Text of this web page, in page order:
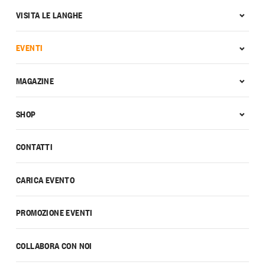
CONTATTI
CARICA EVENTO
PROMOZIONE EVENTI
COLLABORA CON NOI
VISITA LE LANGHE
EVENTI
MAGAZINE
SHOP